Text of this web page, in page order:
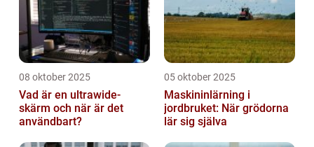
08 oktober 2025
Vad är en ultrawide-
skärm och när är det
användbart?
05 oktober 2025
Maskininlärning i
jordbruket: När grödorna
lär sig själva